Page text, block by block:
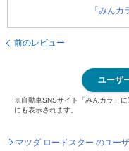
「みん
前のレビュー
ユーザ
※自動車SNSサイト「みんカラ」
にも表示されます。
マツダ ロードスター のユー